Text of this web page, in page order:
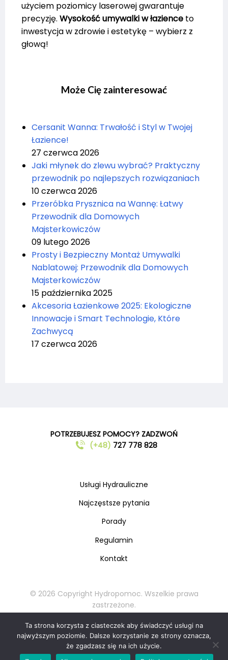
użyciem poziomicy laserowej gwarantuje
precyzję. Wysokość umywalki w łazience to
inwestycja w zdrowie i estetykę – wybierz z
głową!
Może Cię zainteresować
Cersanit Wanna: Trwałość i Styl w Twojej
Łazience!
27 czerwca 2026
Jaki młynek do zlewu wybrać? Praktyczny
przewodnik po najlepszych rozwiązaniach
10 czerwca 2026
Przeróbka Prysznica na Wannę: Łatwy
Przewodnik dla Domowych
Majsterkowiczów
09 lutego 2026
Prosty i Bezpieczny Montaż Umywalki
Nablatowej: Przewodnik dla Domowych
Majsterkowiczów
15 października 2025
Akcesoria Łazienkowe 2025: Ekologiczne
Innowacje i Smart Technologie, Które
Zachwycą
17 czerwca 2026
POTRZEBUJESZ POMOCY? ZADZWOŃ
(+48) 727 778 828
Usługi Hydrauliczne
Najczęstsze pytania
Porady
Regulamin
Kontakt
© 2026 Copyright Hydropomoc. Wszelkie prawa
zastrzeżone.
zabronione.
Zadzwoń teraz: 727 778 828
Ta strona korzysta z ciasteczek aby świadczyć usługi na
najwyższym poziomie. Dalsze korzystanie ze strony oznacza,
że zgadzasz się na ich użycie.